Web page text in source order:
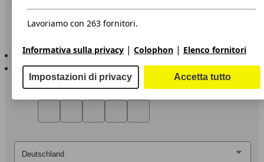
Sempre con te
AutoScout24 per iOS
AutoScout24 per Android
Lavoriamo con 263 fornitori.
Informativa sulla privacy | Colophon | Elenco fornitori
Impostazioni di privacy Accetta tutto